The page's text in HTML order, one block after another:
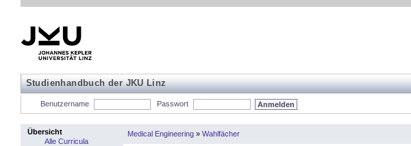
Studienhandbuch der JKU Linz
Benutzername Passwort
Übersicht
Alle Curricula
Medical Engineering » Wahlfächer